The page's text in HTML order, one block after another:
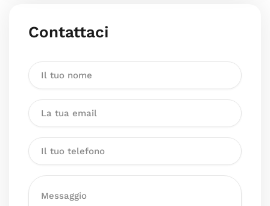
Contattaci